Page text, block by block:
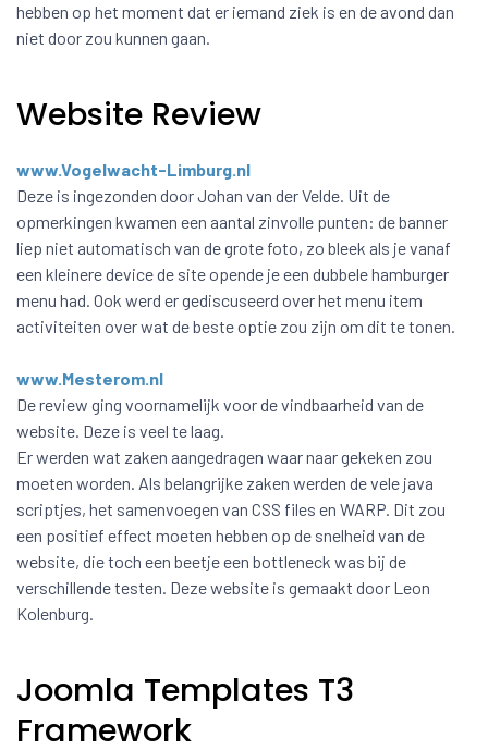
hebben op het moment dat er iemand ziek is en de avond dan
niet door zou kunnen gaan.
Website Review
www.Vogelwacht-Limburg.nl
Deze is ingezonden door Johan van der Velde. Uit de
opmerkingen kwamen een aantal zinvolle punten: de banner
liep niet automatisch van de grote foto, zo bleek als je vanaf
een kleinere device de site opende je een dubbele hamburger
menu had. Ook werd er gediscuseerd over het menu item
activiteiten over wat de beste optie zou zijn om dit te tonen.
www.Mesterom.nl
De review ging voornamelijk voor de vindbaarheid van de
website. Deze is veel te laag.
Er werden wat zaken aangedragen waar naar gekeken zou
moeten worden. Als belangrijke zaken werden de vele java
scriptjes, het samenvoegen van CSS files en WARP. Dit zou
een positief effect moeten hebben op de snelheid van de
website, die toch een beetje een bottleneck was bij de
verschillende testen. Deze website is gemaakt door Leon
Kolenburg.
Joomla Templates T3
Framework